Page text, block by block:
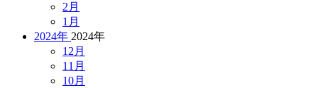
2月
1月
2024年 2024年
12月
11月
10月